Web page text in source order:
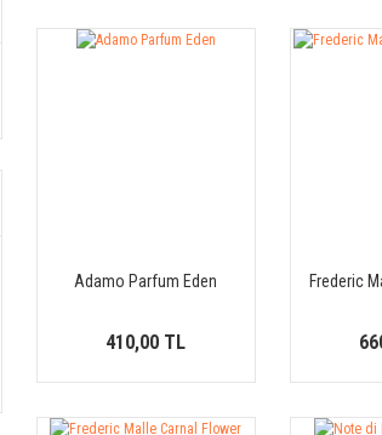
Adamo Parfum Eden
410,00 TL
Frederic